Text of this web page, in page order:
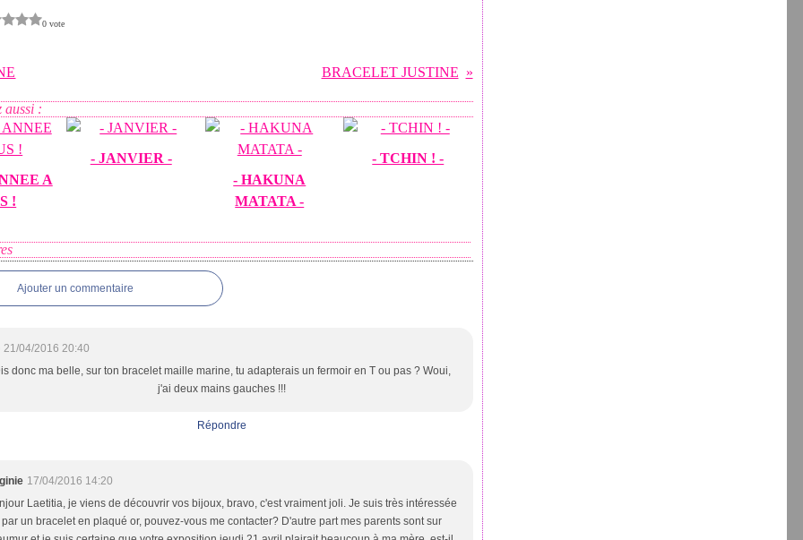
0 vote
BRACELET JUSTINE
aussi :
A
!
- JANVIER -
- HAKUNA
MATATA -
- TCHIN ! -
Ajouter un commentaire
21/04/2016 20:40
donc ma belle, sur ton bracelet maille marine, tu adapterais un fermoir en T ou pas ? Woui,
j'ai deux mains gauches !!!
Répondre
17/04/2016 14:20
Laetitia, je viens de découvrir vos bijoux, bravo, c'est vraiment joli. Je suis très intéressée
par un bracelet en plaqué or, pouvez-vous me contacter? D'autre part mes parents sont sur